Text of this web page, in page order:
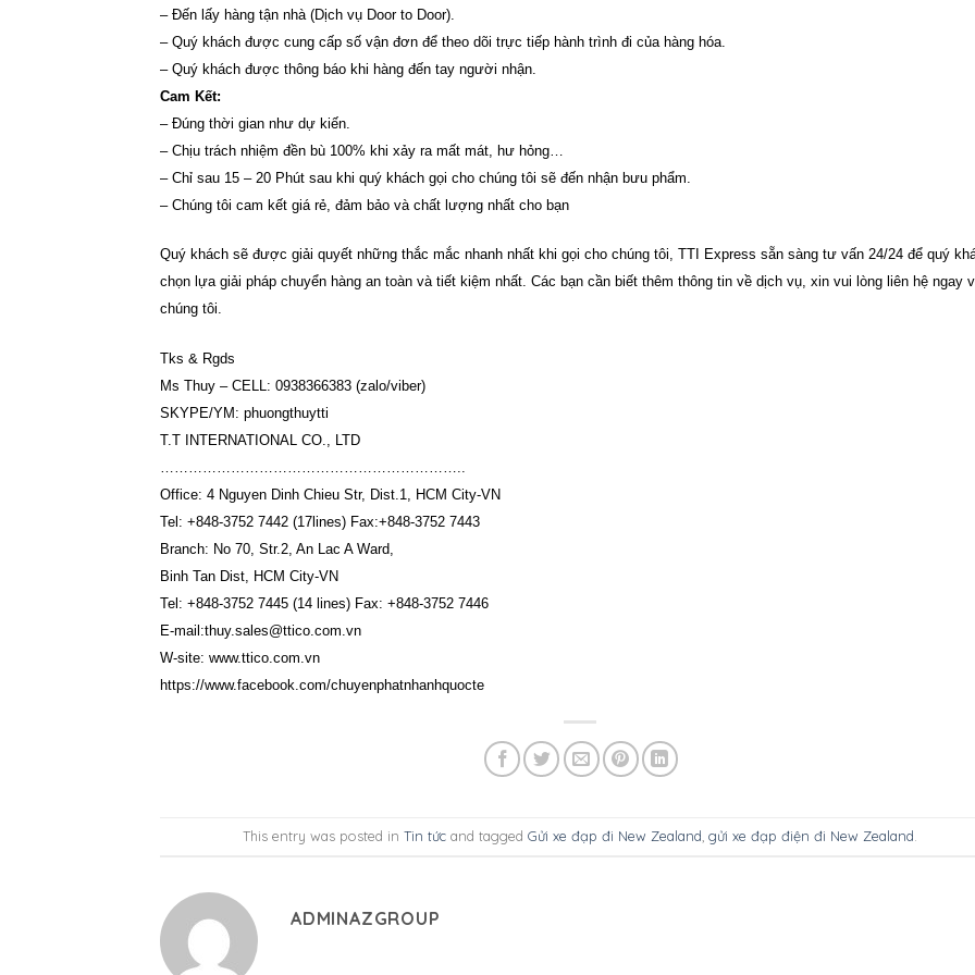
– Đến lấy hàng tận nhà (Dịch vụ Door to Door).
– Quý khách được cung cấp số vận đơn để theo dõi trực tiếp hành trình đi của hàng hóa.
– Quý khách được thông báo khi hàng đến tay người nhận.
Cam Kết:
– Đúng thời gian như dự kiến.
– Chịu trách nhiệm đền bù 100% khi xảy ra mất mát, hư hỏng…
– Chỉ sau 15 – 20 Phút sau khi quý khách gọi cho chúng tôi sẽ đến nhận bưu phẩm.
– Chúng tôi cam kết giá rẻ, đảm bảo và chất lượng nhất cho bạn
Quý khách sẽ được giải quyết những thắc mắc nhanh nhất khi gọi cho chúng tôi, TTI Express sẵn sàng tư vấn 24/24 để quý
chọn lựa giải pháp chuyển hàng an toàn và tiết kiệm nhất. Các bạn cần biết thêm thông tin về dịch vụ, xin vui lòng liên hệ ngay
chúng tôi.
Tks & Rgds
Ms Thuy – CELL: 0938366383 (zalo/viber)
SKYPE/YM: phuongthuytti
T.T INTERNATIONAL CO., LTD
………………………………………………………..
Office: 4 Nguyen Dinh Chieu Str, Dist.1, HCM City-VN
Tel: +848-3752 7442 (17lines) Fax:+848-3752 7443
Branch: No 70, Str.2, An Lac A Ward,
Binh Tan Dist, HCM City-VN
Tel: +848-3752 7445 (14 lines) Fax: +848-3752 7446
E-mail:thuy.sales@ttico.com.vn
W-site: www.ttico.com.vn
https://www.facebook.com/chuyenphatnhanhquocte
This entry was posted inTin tức and taggedGửi xe đạp đi New Zealand,gửi xe đạp điện đi New Zealand.
ADMINAZGROUP